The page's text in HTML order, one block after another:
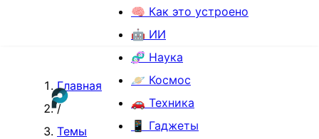
🧠 Как это устроено
🤖 ИИ
🧬 Наука
🪐 Космос
🚗 Техника
📱 Гаджеты
Главная
/
Темы